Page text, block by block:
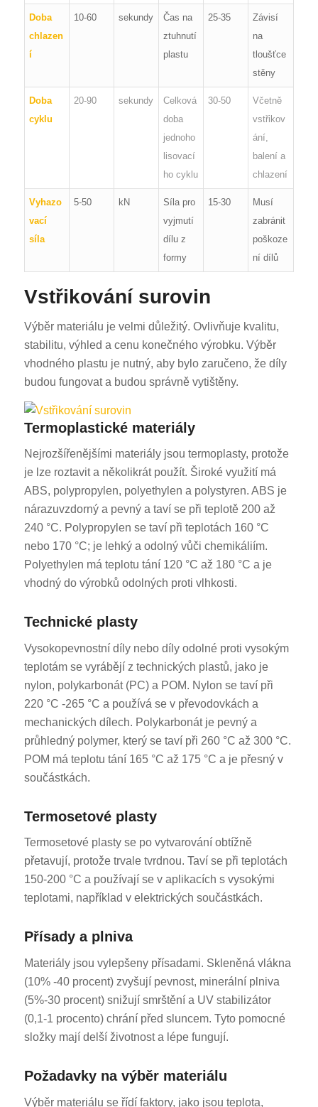
Doba
chlazen
í
10-60 sekundy
Čas na
ztuhnutí
plastu
25-35
Závisí
na
tloušťce
stěny
Doba
cyklu
20-90 sekundy
Celková
doba
jednoho
lisovací
ho cyklu
30-50
Včetně
vstřikov
ání,
balení a
chlazení
Vyhazo
vací
síla
5-50 kN
Síla pro
vyjmutí
dílu z
formy
15-30
Musí
zabránit
poškoze
ní dílů
Vstřikování surovin
Výběr materiálu je velmi důležitý. Ovlivňuje kvalitu,
stabilitu, výhled a cenu konečného výrobku. Výběr
vhodného plastu je nutný, aby bylo zaručeno, že díly
budou fungovat a budou správně vytištěny.
Termoplastické materiály
Nejrozšířenějšími materiály jsou termoplasty, protože
je lze roztavit a několikrát použít. Široké využití má
ABS, polypropylen, polyethylen a polystyren. ABS je
nárazuvzdorný a pevný a taví se při teplotě 200 až
240 °C. Polypropylen se taví při teplotách 160 °C
nebo 170 °C; je lehký a odolný vůči chemikáliím.
Polyethylen má teplotu tání 120 °C až 180 °C a je
vhodný do výrobků odolných proti vlhkosti.
Technické plasty
Vysokopevnostní díly nebo díly odolné proti vysokým
teplotám se vyrábějí z technických plastů, jako je
nylon, polykarbonát (PC) a POM. Nylon se taví při
220 °C -265 °C a používá se v převodovkách a
mechanických dílech. Polykarbonát je pevný a
průhledný polymer, který se taví při 260 °C až 300 °C.
POM má teplotu tání 165 °C až 175 °C a je přesný v
součástkách.
Termosetové plasty
Termosetové plasty se po vytvarování obtížně
přetavují, protože trvale tvrdnou. Taví se při teplotách
150-200 °C a používají se v aplikacích s vysokými
teplotami, například v elektrických součástkách.
Přísady a plniva
Materiály jsou vylepšeny přísadami. Skleněná vlákna
(10% -40 procent) zvyšují pevnost, minerální plniva
(5%-30 procent) snižují smrštění a UV stabilizátor
(0,1-1 procento) chrání před sluncem. Tyto pomocné
složky mají delší životnost a lépe fungují.
Požadavky na výběr materiálu
Výběr materiálu se řídí faktory, jako jsou teplota,